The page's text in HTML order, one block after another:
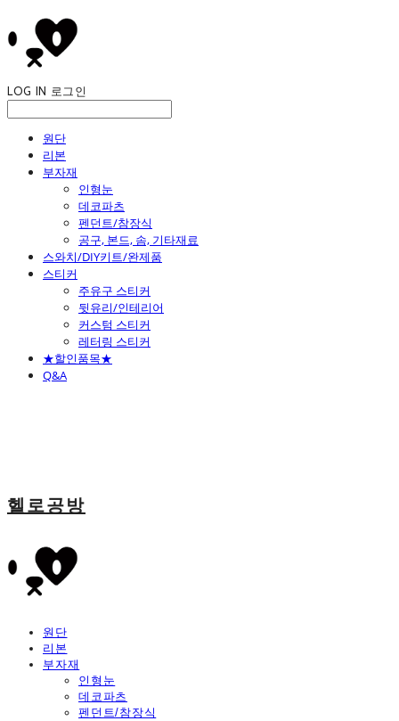
LOG IN 로그인
원단
리본
부자재
인형눈
데코파츠
펜던트/참장식
공구, 본드, 솜, 기타재료
스와치/DIY키트/완제품
스티커
주유구 스티커
뒷유리/인테리어
커스텀 스티커
레터링 스티커
★할인품목★
Q&A
헬로공방
원단
리본
부자재
인형눈
데코파츠
펜던트/참장식